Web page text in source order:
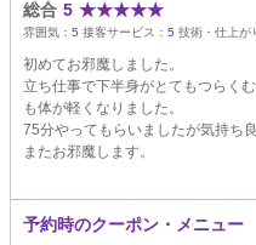
総合 5 ★★★★★
雰囲気： 5 接客サービス： 5 技術・仕上が
初めてお邪魔しました。
立ち仕事で下半身がとてもつらく
も体が軽くなりました。
75分やってもらいましたが気持ち
またお邪魔します。
予約時のクーポン・メニュー